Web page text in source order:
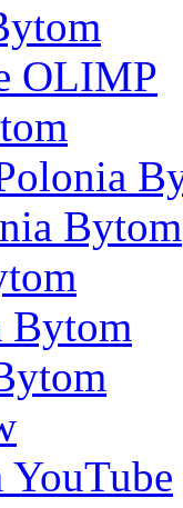
OLIMP
Bytom
Bytom